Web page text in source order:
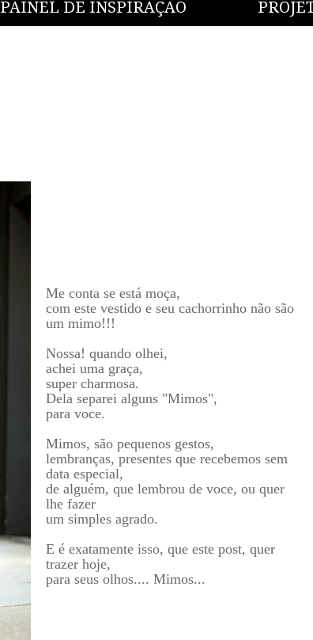
PAINEL DE INSPIRAÇÃO
Me conta se está moça,
com este vestido e seu cachorrinho não são
um mimo!!!
Nossa! quando olhei,
achei uma graça,
super charmosa.
Dela separei alguns "Mimos",
para voce.
Mimos, são pequenos gestos,
lembranças, presentes que recebemos sem
data especial,
de alguém, que lembrou de voce, ou quer
lhe fazer
um simples agrado.
E é exatamente isso, que este post, quer
trazer hoje,
para seus olhos.... Mimos...